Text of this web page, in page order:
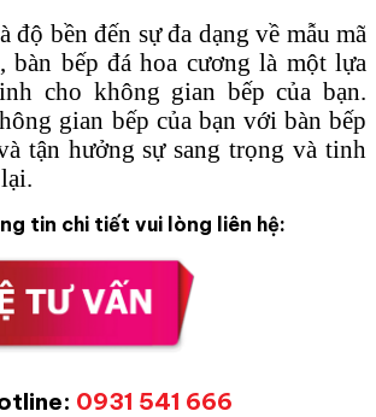
độ bền đến sự đa dạng về mẫu mã
bàn bếp đá hoa cương là một lựa
cho không gian bếp của bạn.
gian bếp của bạn với bàn bếp
tận hưởng sự sang trọng và tinh
tin chi tiết vui lòng liên hệ:
0931 541 666